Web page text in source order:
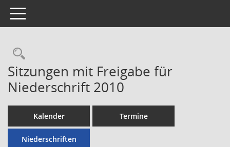
Toggle navigation
Rechercheauswahl
Sitzungen mit Freigabe für
Niederschrift 2010
Kalender Termine
Niederschriften